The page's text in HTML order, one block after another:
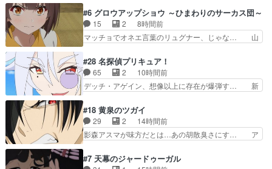
力してオンラインRPGの強… 違うアニメ始まっ
たかと思ったら先週の続き… ご視聴ありがとうご
ざいましたよかった、本…
初、にゃん吉が透子のストーカーを始めた… 高道
きもいけどあれ横で見せつけられるのは… 玲夜の
前の婚約者鬼山桜子がめっちゃ別嬪さ… にゃんき
ちくんのお母さんが一番かわいいで… 花江さんが
いやイケメンが主人公にプレゼ… 「お願いがある
ときはキスでおねだりする」… 透子とにゃん吉の
馴れ初めを見れて良かった…
#6 グロウアップショウ ～ひまわりのサーカス団～
15 2
8時間前
マッチョでオネエ言葉のリュグナー、じゃな… 山
わりサーカスに突然現れた金髪の大男少… 伝説の
男の登場によって、山田の輝かしき過… お父さん
の相方登場回、良い回だったな。諏… 第６話をｄ
アニメストアで視聴しました。視… じゃがいもし
い公衆電話が出てきた。みず… おはようございま
す！瑞佳の正体が明かされ… 朝も昼もおやつもじ
ゃがいも尽くしの『ひま…
#28 名探偵プリキュア！
65 2
10時間前
デッチ・アゲイン、想像以上に存在が爆弾す… 新
部であるデッチ・アゲインの顔見せ回に… 謎の怪
盗出現…というか、ロンドンとマコト… 今回新た
な敵デッチアゲインが来たけどアル… みくる、ロ
ンドンに住んでたのに英語苦手っ… デッチは演出
ン、未来から来たのかな？ウ… 何か事情がある、
#18 黄泉のツガイ
29 2
14時間前
影森アスマが味方だとは…あの胡散臭さにす… ア
りアスマ(石田彰キャラ)は裏切り者た… 原作を読
むの我慢していてよかっただって顔… どんどん増
#7 天幕のジャードゥーガル